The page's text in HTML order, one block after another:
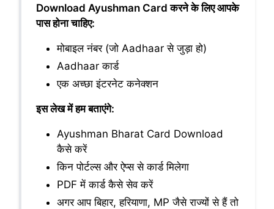
Download Ayushman Card करने के लिए आपके
पास होना चाहिए:
मोबाइल नंबर (जो Aadhaar से जुड़ा हो)
Aadhaar कार्ड
एक अच्छा इंटरनेट कनेक्शन
इस लेख में हम बताएंगे:
Ayushman Bharat Card Download
कैसे करें
किन पोर्टल्स और ऐप्स से कार्ड मिलेगा
PDF में कार्ड कैसे सेव करें
अगर आप बिहार, हरियाणा, MP जैसे राज्यों से हैं तो